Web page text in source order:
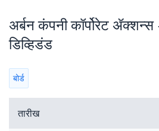
अर्बन कंपनी कॉर्पोरेट
डिव्हिडंड
बोर्ड
तारीख